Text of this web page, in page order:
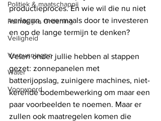
Politiek & maatschappij
Ruimtelijke Ordening
Veiligheid
Vergunningen
Water
Voorwoord
productieproces. En wie wil die nu niet
verlagen, meermaals door te investeren
en op de lange termijn te denken?
Velen onder jullie hebben al stappen
gezet: zonnepanelen met
batterijopslag, zuinigere machines, niet-
kerende bodembewerking om maar een
paar voorbeelden te noemen. Maar er
zullen ook maatregelen komen die